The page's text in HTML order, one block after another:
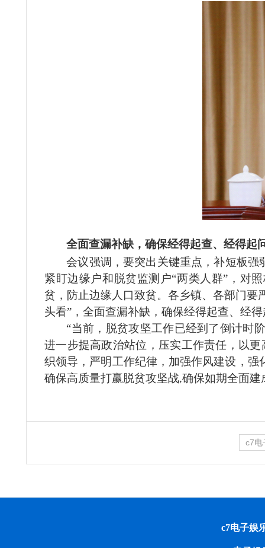
全面查漏补缺，确保经得起查、经得起
会议强调，要突出关键重点，补短板强
紧盯边缘户和脱贫监测户“两类人群”，对
贫，防止边缘人口致贫。各乡镇、各部门要
头看”，全面查漏补缺，确保经得起查、经
“当前，脱贫攻坚工作已经到了倒计时
进一步提高政治站位，压实工作责任，以
织领导，严明工作纪律，加强作风建设，
确保高质量打赢脱贫攻坚战,确保如期全面建
c7电
c7电子娱